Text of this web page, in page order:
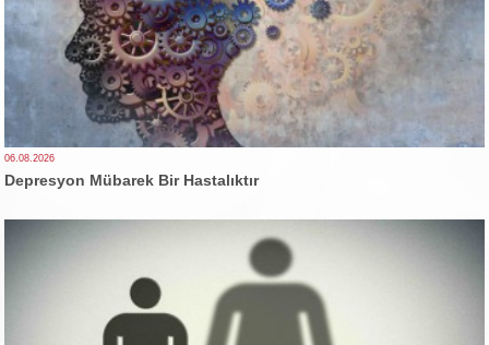
06.08.2026
Depresyon Mübarek Bir Hastalıktır